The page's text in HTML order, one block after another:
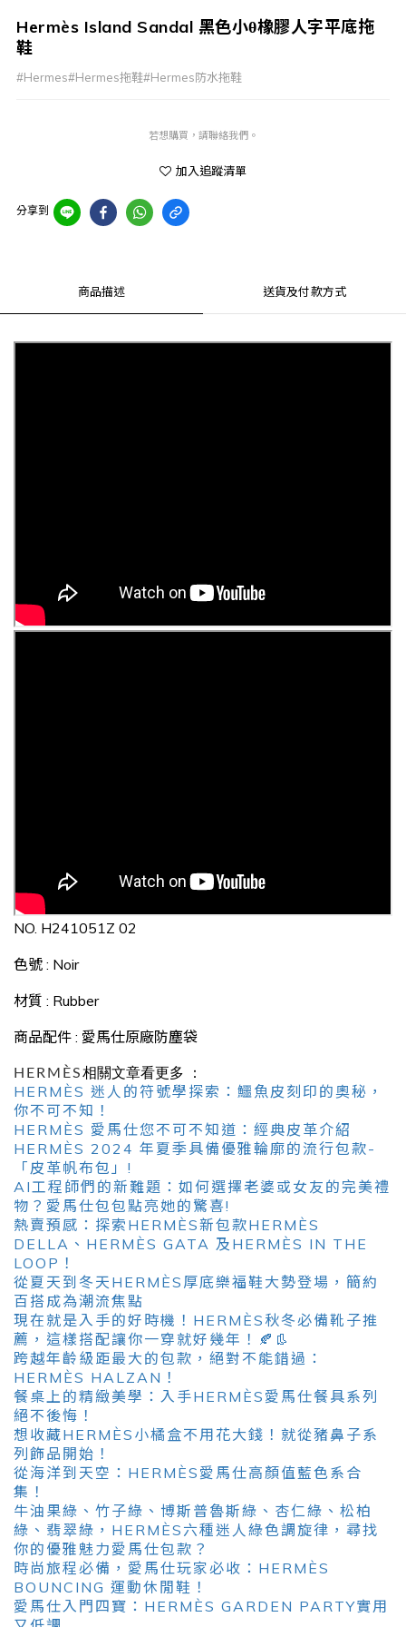
Hermès Island Sandal 黑色小θ橡膠人字平底拖
鞋
#Hermes#Hermes拖鞋#Hermes防水拖鞋
若想購買，請聯絡我們。
加入追蹤清單
分享到
商品描述 送貨及付款方式
NO. H241051Z 02
色號 : Noir
材質 : Rubber
商品配件 : 愛馬仕原廠防塵袋
HERMÈS相關文章看更多 ：
HERMÈS 迷人的符號學探索：鱷魚皮刻印的奧秘，
你不可不知！
HERMÈS 愛馬仕您不可不知道：經典皮革介紹
HERMÈS 2024 年夏季具備優雅輪廓的流行包款-
「皮革帆布包」!
AI工程師們的新難題：如何選擇老婆或女友的完美禮
物？愛馬仕包包點亮她的驚喜!
熱賣預感：探索HERMÈS新包款HERMÈS
DELLA、HERMÈS GATA 及HERMÈS IN THE
LOOP！
從夏天到冬天HERMÈS厚底樂福鞋大勢登場，簡約
百搭成為潮流焦點
現在就是入手的好時機！HERMÈS秋冬必備靴子推
薦，這樣搭配讓你一穿就好幾年！🍂👢
跨越年齡級距最大的包款，絕對不能錯過：
HERMÈS HALZAN！
餐桌上的精緻美學：入手HERMÈS愛馬仕餐具系列
絕不後悔！
想收藏HERMÈS小橘盒不用花大錢！就從豬鼻子系
列飾品開始！
從海洋到天空：HERMÈS愛馬仕高顏值藍色系合
集！
牛油果綠、竹子綠、博斯普魯斯綠、杏仁綠、松柏
綠、翡翠綠，HERMÈS六種迷人綠色調旋律，尋找
你的優雅魅力愛馬仕包款？
時尚旅程必備，愛馬仕玩家必收：HERMÈS
BOUNCING 運動休閒鞋！
愛馬仕入門四寶：HERMÈS GARDEN PARTY實用